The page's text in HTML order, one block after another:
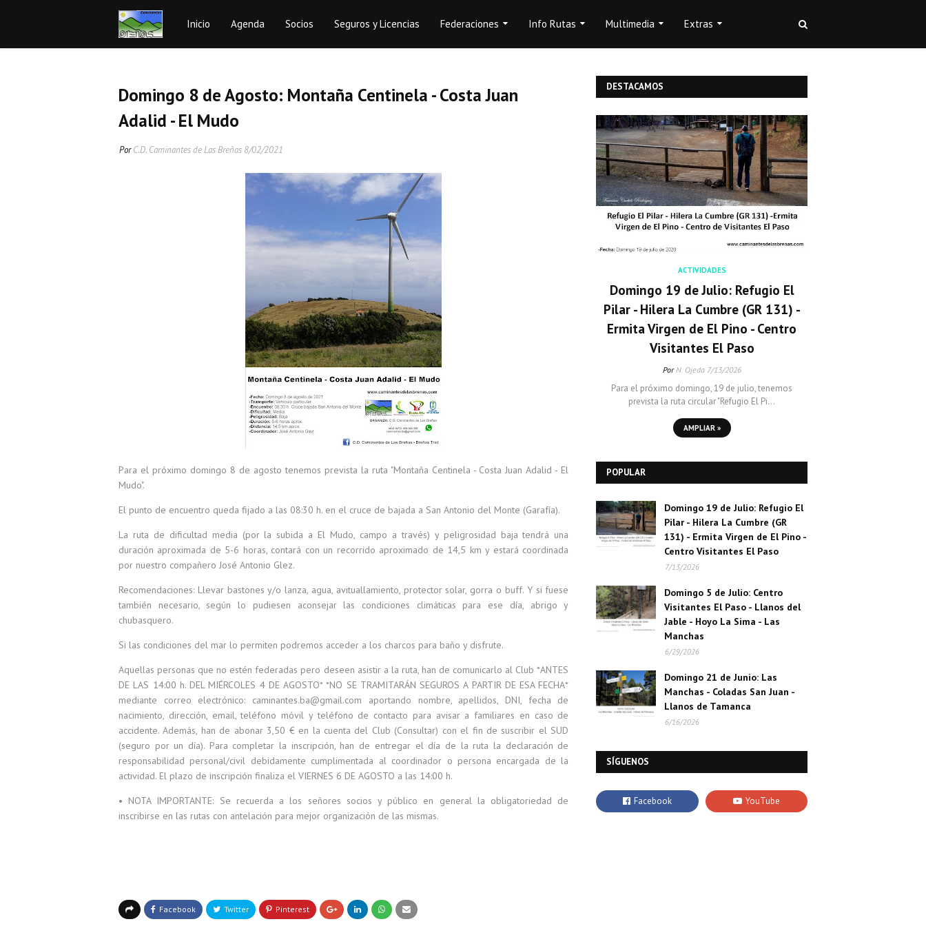
Inicio Agenda Socios Seguros y Licencias Federaciones Info Rutas Multimedia Extras
Domingo 8 de Agosto: Montaña Centinela - Costa Juan
Adalid - El Mudo
Por C.D. Caminantes de Las Breñas 8/02/2021
Para el próximo domingo 8 de agosto tenemos prevista la ruta "Montaña Centinela - Costa Juan Adalid - El
Mudo".
El punto de encuentro queda fijado a las 08:30 h. en el cruce de bajada a San Antonio del Monte (Garafía).
La ruta de dificultad media (por la subida a El Mudo, campo a través) y peligrosidad baja tendrá una
duración aproximada de 5-6 horas, contará con un recorrido aproximado de 14,5 km y estará coordinada
por nuestro compañero José Antonio Glez.
Recomendaciones: Llevar bastones y/o lanza, agua, avituallamiento, protector solar, gorra o buff. Y si fuese
también necesario, según lo pudiesen aconsejar las condiciones climáticas para ese día, abrigo y
chubasquero.
Si las condiciones del mar lo permiten podremos acceder a los charcos para baño y disfrute.
Aquellas personas que no estén federadas pero deseen asistir a la ruta, han de comunicarlo al Club *ANTES
DE LAS 14:00 h. DEL MIÉRCOLES 4 DE AGOSTO* *NO SE TRAMITARÁN SEGUROS A PARTIR DE ESA FECHA*
mediante correo electrónico: caminantes.ba@gmail.com aportando nombre, apellidos, DNI, fecha de
nacimiento, dirección, email, teléfono móvil y teléfono de contacto para avisar a familiares en caso de
accidente. Además, han de abonar 3,50 € en la cuenta del Club (Consultar) con el fin de suscribir el SUD
(seguro por un día). Para completar la inscripción, han de entregar el día de la ruta la declaración de
responsabilidad personal/civil debidamente cumplimentada al coordinador o persona encargada de la
actividad. El plazo de inscripción finaliza el VIERNES 6 DE AGOSTO a las 14:00 h.
• NOTA IMPORTANTE: Se recuerda a los señores socios y público en general la obligatoriedad de
inscribirse en las rutas con antelación para mejor organización de las mismas.
DESTACAMOS
ACTIVIDADES
Domingo 19 de Julio: Refugio El
Pilar - Hilera La Cumbre (GR 131) -
Ermita Virgen de El Pino - Centro
Visitantes El Paso
Por N. Ojeda 7/13/2026
Para el próximo domingo, 19 de julio, tenemos
prevista la ruta circular "Refugio El Pi…
AMPLIAR »
POPULAR
Domingo 19 de Julio: Refugio El
Pilar - Hilera La Cumbre (GR
131) - Ermita Virgen de El Pino -
Centro Visitantes El Paso
7/13/2026
Domingo 5 de Julio: Centro
Visitantes El Paso - Llanos del
Jable - Hoyo La Sima - Las
Manchas
6/29/2026
Domingo 21 de Junio: Las
Manchas - Coladas San Juan -
Llanos de Tamanca
6/16/2026
SÍGUENOS